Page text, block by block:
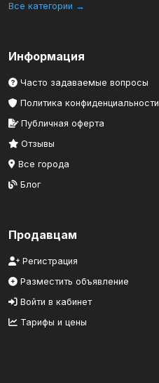
Все категории →
Информация
Часто задаваемые вопросы
Политика конфиденциальности
Публичная оферта
Отзывы
Все города
Блог
Продавцам
Регистрация
Разместить объявление
Войти в кабинет
Тарифы и цены